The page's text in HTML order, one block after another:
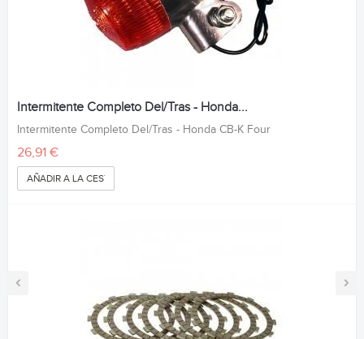
‹ ›
Intermitente Completo Del/Tras - Honda...
Intermitente Completo Del/Tras - Honda CB-K Four
26,91 €
AÑADIR A LA CESTA